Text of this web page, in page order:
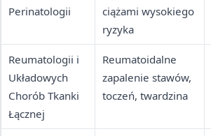
Perinatologii
ciążami wysokiego
ryzyka
Reumatologii i
Układowych
Chorób Tkanki
Łącznej
Reumatoidalne
zapalenie stawów,
toczeń, twardzina